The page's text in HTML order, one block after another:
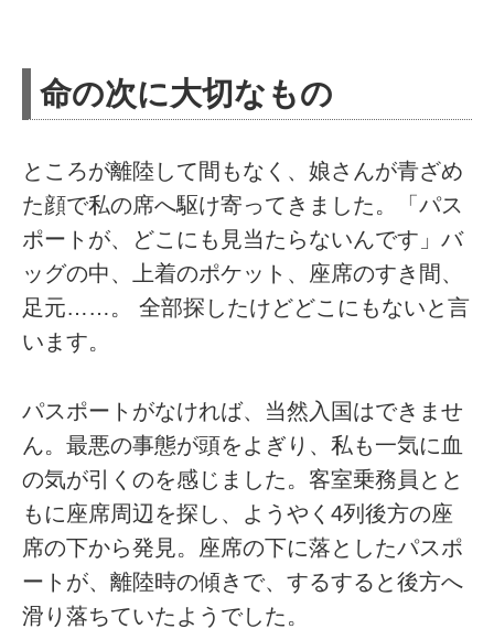
命の次に大切なもの
ところが離陸して間もなく、娘さんが青ざめ
た顔で私の席へ駆け寄ってきました。「パス
ポートが、どこにも見当たらないんです」バ
ッグの中、上着のポケット、座席のすき間、
足元……。 全部探したけどどこにもないと言
います。
パスポートがなければ、当然入国はできませ
ん。最悪の事態が頭をよぎり、私も一気に血
の気が引くのを感じました。客室乗務員とと
もに座席周辺を探し、ようやく4列後方の座
席の下から発見。座席の下に落としたパスポ
ートが、離陸時の傾きで、するすると後方へ
滑り落ちていたようでした。